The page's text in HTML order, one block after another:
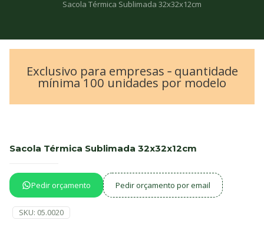
Sacola Térmica Sublimada 32x32x12cm
Exclusivo para empresas ‐ quantidade
mínima 100 unidades por modelo
Sacola Térmica Sublimada 32x32x12cm
Pedir orçamento Pedir orçamento por email
SKU: 05.0020